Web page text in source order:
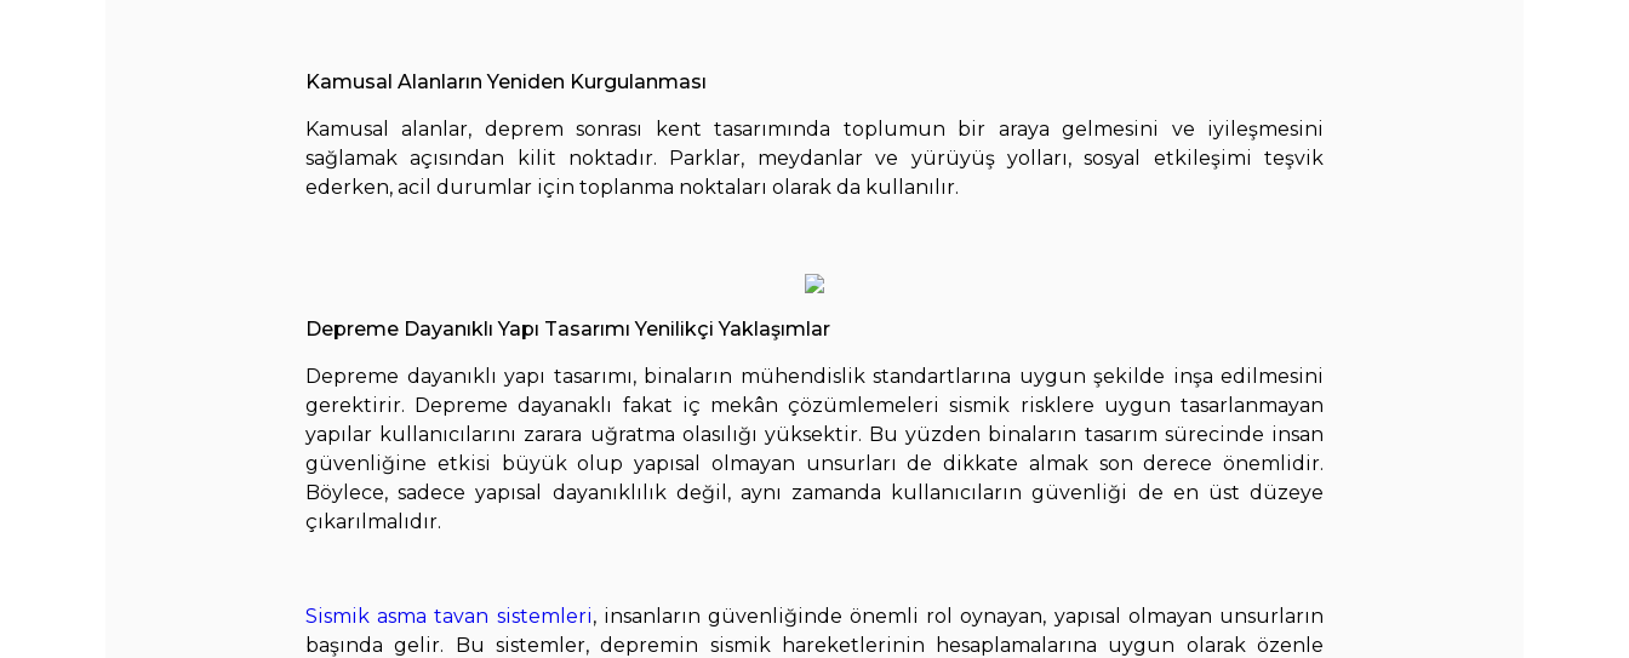
Kamusal Alanların Yeniden Kurgulanması
Kamusal alanlar, deprem sonrası kent tasarımında toplumun bir araya gelmesini ve iyileşmesini
sağlamak açısından kilit noktadır. Parklar, meydanlar ve yürüyüş yolları, sosyal etkileşimi teşvik
ederken, acil durumlar için toplanma noktaları olarak da kullanılır.
Depreme Dayanıklı Yapı Tasarımı Yenilikçi Yaklaşımlar
Depreme dayanıklı yapı tasarımı, binaların mühendislik standartlarına uygun şekilde inşa edilmesini
gerektirir. Depreme dayanaklı fakat iç mekân çözümlemeleri sismik risklere uygun tasarlanmayan
yapılar kullanıcılarını zarara uğratma olasılığı yüksektir. Bu yüzden binaların tasarım sürecinde insan
güvenliğine etkisi büyük olup yapısal olmayan unsurları de dikkate almak son derece önemlidir.
Böylece, sadece yapısal dayanıklılık değil, aynı zamanda kullanıcıların güvenliği de en üst düzeye
çıkarılmalıdır.
Sismik asma tavan sistemleri, insanların güvenliğinde önemli rol oynayan, yapısal olmayan unsurların
başında gelir. Bu sistemler, depremin sismik hareketlerinin hesaplamalarına uygun olarak özenle